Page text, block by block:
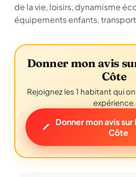
de la vie, loisirs, dynamisme
équipements enfants,
Donner mon avis
Côte
Rejoignez les 1 habitant qui
expérience.
Donner mon avis
Côte